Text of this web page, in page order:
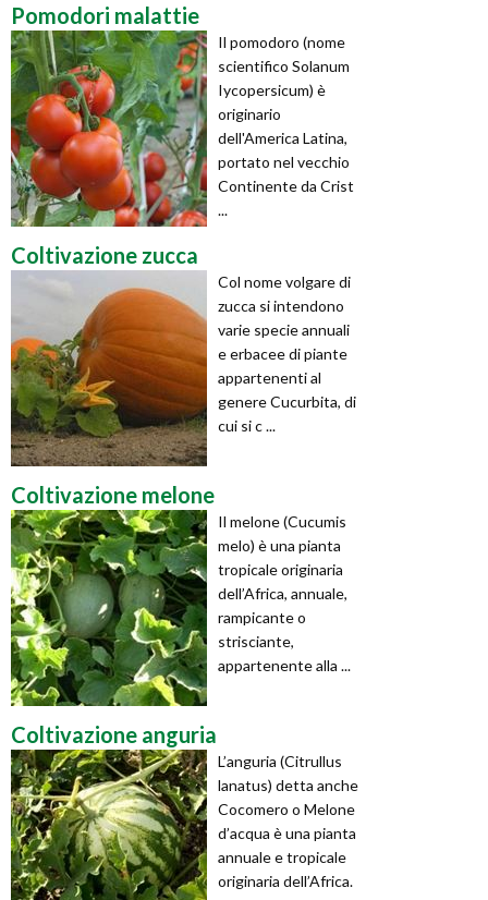
Pomodori malattie
Il pomodoro (nome
scientifico Solanum
Iycopersicum) è
originario
dell'America Latina,
portato nel vecchio
Continente da Crist
...
Coltivazione zucca
Col nome volgare di
zucca si intendono
varie specie annuali
e erbacee di piante
appartenenti al
genere Cucurbita, di
cui si c ...
Coltivazione melone
Il melone (Cucumis
melo) è una pianta
tropicale originaria
dell’Africa, annuale,
rampicante o
strisciante,
appartenente alla ...
Coltivazione anguria
L’anguria (Citrullus
lanatus) detta anche
Cocomero o Melone
d’acqua è una pianta
annuale e tropicale
originaria dell’Africa.